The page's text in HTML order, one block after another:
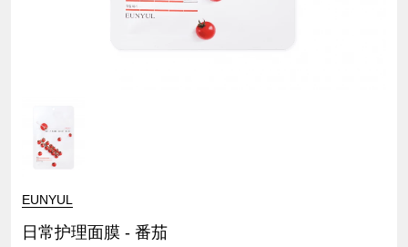
EUNYUL
日常护理面膜 - 番茄